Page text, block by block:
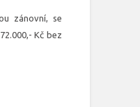
zánovní, se
Kč bez